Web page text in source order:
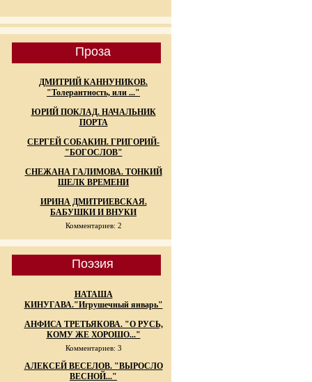
Проза
ДМИТРИЙ КАННУНИКОВ.
"Толерантность, или ..."
ЮРИЙ ПОКЛАД. НАЧАЛЬНИК
ПОРТА
СЕРГЕЙ СОБАКИН. ГРИГОРИЙ-
"БОГОСЛОВ"
СНЕЖАНА ГАЛИМОВА. ТОНКИЙ
ШЕЛК ВРЕМЕНИ
ИРИНА ДМИТРИЕВСКАЯ.
БАБУШКИ И ВНУКИ
Комментариев: 2
Поэзия
НАТАША
КИНУГАВА."Игрушечный январь"
АНФИСА ТРЕТЬЯКОВА. "О РУСЬ,
КОМУ ЖЕ ХОРОШО..."
Комментариев: 3
АЛЕКСЕЙ ВЕСЕЛОВ. "ВЫРОСЛО
ВЕСНОЙ..."